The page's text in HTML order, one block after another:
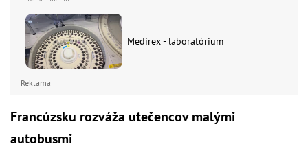
Medirex - laboratórium
Reklama
Francúzsku rozváža utečencov malými
autobusmi